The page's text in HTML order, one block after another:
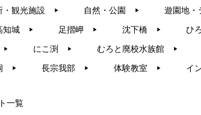
・観光施設 ▶︎ 自然・公園 ▶︎ 遊園地・
知城 ▶︎ 足摺岬 ▶︎ 沈下橋 ▶︎ ひ
▶︎ にこ渕 ▶︎ むろと廃校水族館 ▶︎
▶︎ 長宗我部 ▶︎ 体験教室 ▶︎ イ
一覧